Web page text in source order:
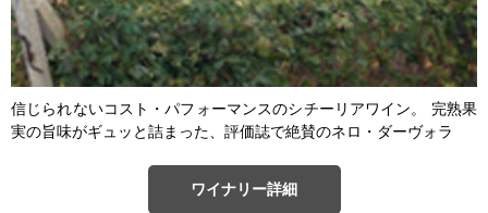
信じられないコスト・パフォーマンスのシチーリアワイン。 完熟果
実の旨味がギュッと詰まった、評価誌で絶賛のネロ・ダーヴォラ
ワイナリー詳細